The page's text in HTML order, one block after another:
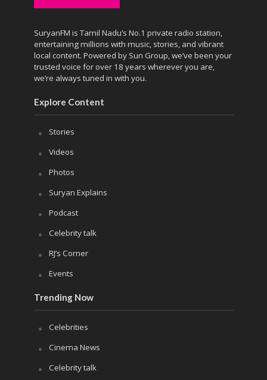
SuryanFM is Tamil Nadu’s No.1 private radio station,
entertaining millions with music, stories, and vibrant
local content. Powered by Sun Group, we’ve been your
trusted voice for over 18 years wherever you are,
we’re always tuned in with you.
Explore Content
Stories
Videos
Photos
Suryan Explains
Podcast
Celebrity talk
RJ’s Corner
Events
Trending Now
Celebrities
Cinema News
Celebrity talk